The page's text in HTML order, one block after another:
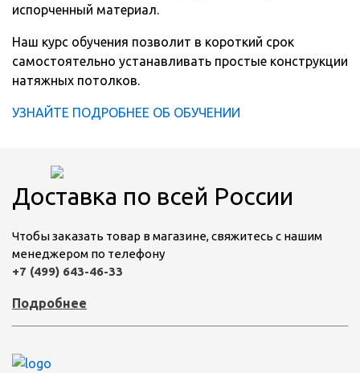
испорченный материал.
Наш курс обучения позволит в короткий срок
самостоятельно устанавливать простые конструкции
натяжных потолков.
УЗНАЙТЕ ПОДРОБНЕЕ ОБ ОБУЧЕНИИ
Доставка по всей России
Чтобы заказать товар в магазине, свяжитесь с нашим
менеджером по телефону
+7 (499) 643-46-33
Подробнее